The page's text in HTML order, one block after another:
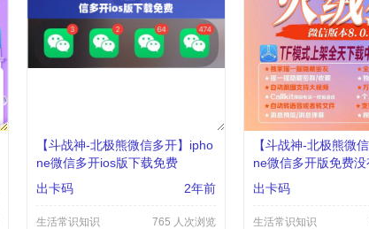
【斗战神-北极熊微信多开】ipho
ne微信多开ios版下载免费
出卡码
2年前
生活常识知识 765 人次浏览
【斗战神-北极熊微
ne微信多开版免费
出卡码
生活常识知识